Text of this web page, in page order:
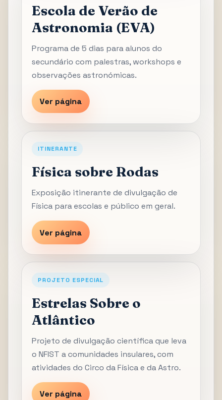
Escola de Verão de
Astronomia (EVA)
Programa de 5 dias para alunos do
secundário com palestras, workshops e
observações astronómicas.
Ver página
ITINERANTE
Física sobre Rodas
Exposição itinerante de divulgação de
Física para escolas e público em geral.
Ver página
PROJETO ESPECIAL
Estrelas Sobre o
Atlântico
Projeto de divulgação científica que leva
o NFIST a comunidades insulares, com
atividades do Circo da Física e da Astro.
Ver página